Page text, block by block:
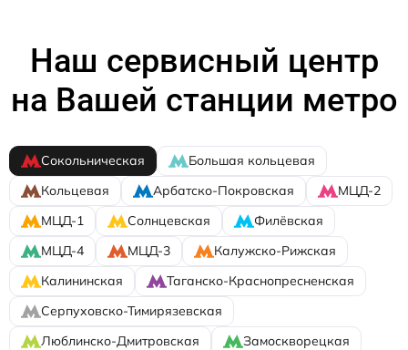
Наш сервисный центр
на Вашей станции метро
Сокольническая
Большая кольцевая
Кольцевая
Арбатско-Покровская
МЦД-2
МЦД-1
Солнцевская
Филёвская
МЦД-4
МЦД-3
Калужско-Рижская
Калининская
Таганско-Краснопресненская
Серпуховско-Тимирязевская
Люблинско-Дмитровская
Замоскворецкая